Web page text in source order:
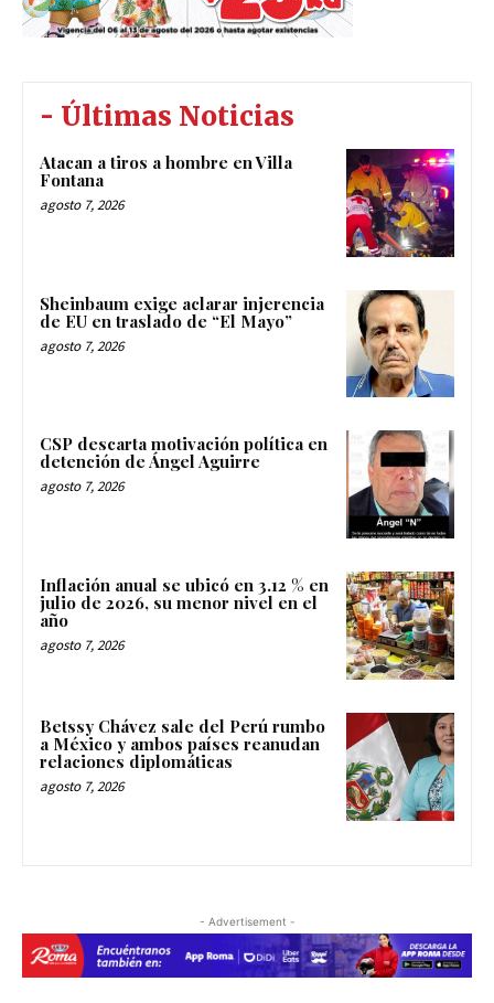
- Últimas Noticias
Atacan a tiros a hombre en Villa
Fontana
agosto 7, 2026
Sheinbaum exige aclarar injerencia
de EU en traslado de “El Mayo”
agosto 7, 2026
CSP descarta motivación política en
detención de Ángel Aguirre
agosto 7, 2026
Inflación anual se ubicó en 3.12 % en
julio de 2026, su menor nivel en el
año
agosto 7, 2026
Betssy Chávez sale del Perú rumbo
a México y ambos países reanudan
relaciones diplomáticas
agosto 7, 2026
- Advertisement -